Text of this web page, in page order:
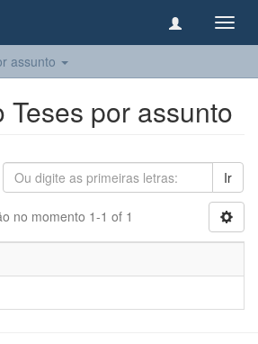
assunto
Teses por assunto
Ir
no momento 1-1 of 1